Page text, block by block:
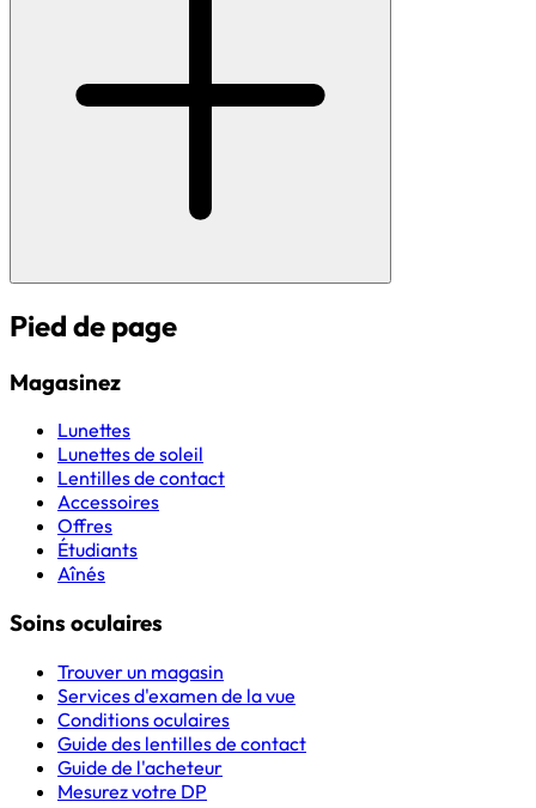
Pied de page
Magasinez
Lunettes
Lunettes de soleil
Lentilles de contact
Accessoires
Offres
Étudiants
Aînés
Soins oculaires
Trouver un magasin
Services d'examen de la vue
Conditions oculaires
Guide des lentilles de contact
Guide de l'acheteur
Mesurez votre DP